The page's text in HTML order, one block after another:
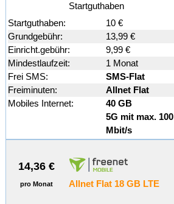
Startguthaben
Startguthaben:
10 €
Grundgebühr:
13,99 €
Einricht.gebühr:
9,99 €
Mindestlaufzeit:
1 Monat
Frei SMS:
SMS-Flat
Freiminuten:
Allnet Flat
Mobiles Internet:
40 GB
5G mit max. 100
Mbit/s
14,36 €
pro Monat Allnet Flat 18 GB LTE